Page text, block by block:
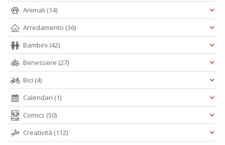
Animali (14)
Arredamento (36)
Bambini (42)
Benessere (27)
Bici (4)
Calendari (1)
Comics (50)
Creatività (112)